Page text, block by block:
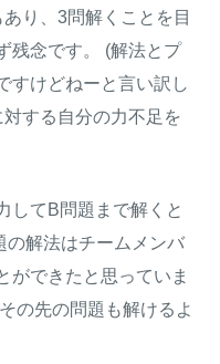
り、3問解くことを目
残念です。 (解法とプ
すけどねーと言い訳し
する自分の力不足を
してB問題まで解くと
の解法はチームメンバ
ができたと思っていま
の先の問題も解けるよ